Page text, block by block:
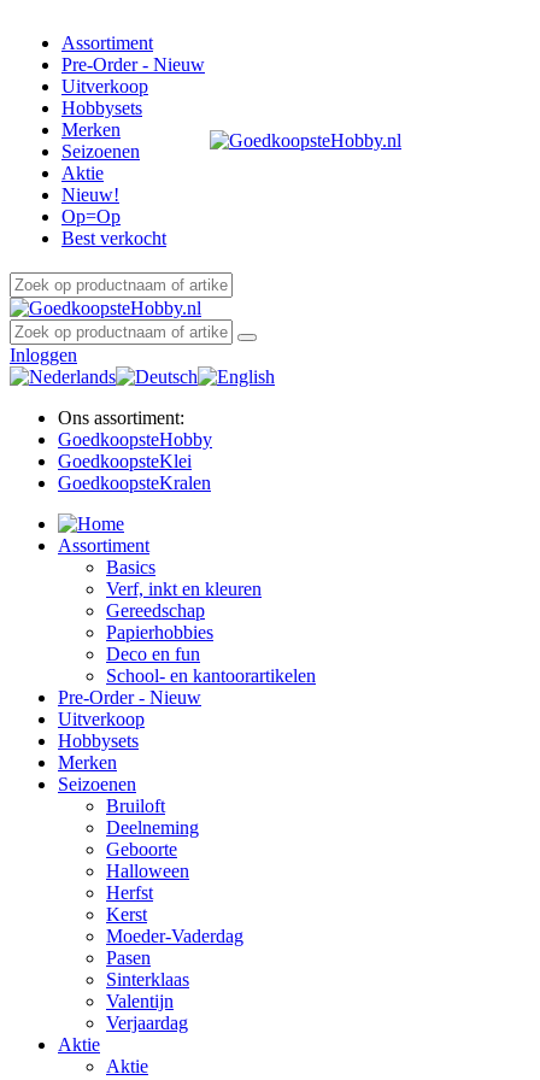
Assortiment
Pre-Order - Nieuw
Uitverkoop
Hobbysets
Merken
Seizoenen
Aktie
Nieuw!
Op=Op
Best verkocht
Inloggen
Ons assortiment:
GoedkoopsteHobby
GoedkoopsteKlei
GoedkoopsteKralen
Assortiment
Basics
Verf, inkt en kleuren
Gereedschap
Papierhobbies
Deco en fun
School- en kantoorartikelen
Pre-Order - Nieuw
Uitverkoop
Hobbysets
Merken
Seizoenen
Bruiloft
Deelneming
Geboorte
Halloween
Herfst
Kerst
Moeder-Vaderdag
Pasen
Sinterklaas
Valentijn
Verjaardag
Aktie
Aktie